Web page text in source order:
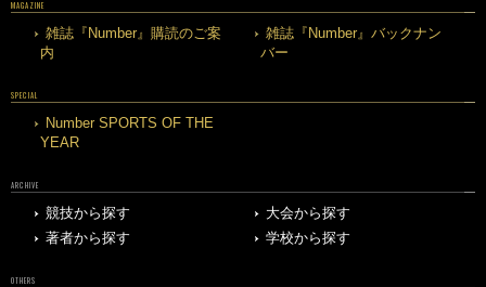
MAGAZINE
雑誌『Number』購読のご案
内
雑誌『Number』バックナン
バー
SPECIAL
Number SPORTS OF THE
YEAR
ARCHIVE
競技から探す
大会から探す
著者から探す
学校から探す
OTHERS